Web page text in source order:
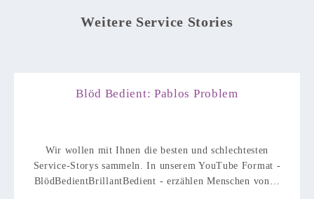
Weitere Service Stories
Blöd Bedient: Pablos Problem
Wir wollen mit Ihnen die besten und schlechtesten
Service-Storys sammeln. In unserem YouTube Format -
BlödBedientBrillantBedient - erzählen Menschen von…